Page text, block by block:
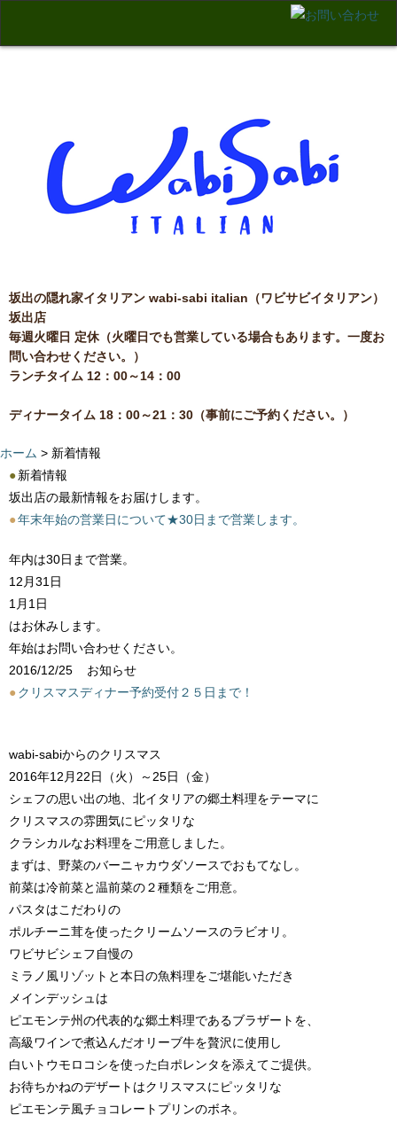
坂出の隠れ家イタリアン wabi-sabi italian（ワビサビイタリアン）
坂出店
毎週火曜日 定休（火曜日でも営業している場合もあります。一度お
問い合わせください。）
ランチタイム 12：00～14：00
ディナータイム 18：00～21：30（事前にご予約ください。）
ホーム > 新着情報
●新着情報
坂出店の最新情報をお届けします。
●年末年始の営業日について★30日まで営業します。
年内は30日まで営業。
12月31日
1月1日
はお休みします。
年始はお問い合わせください。
2016/12/25
お知らせ
●クリスマスディナー予約受付２５日まで！
wabi-sabiからのクリスマス
2016年12月22日（火）～25日（金）
シェフの思い出の地、北イタリアの郷土料理をテーマに
クリスマスの雰囲気にピッタリな
クラシカルなお料理をご用意しました。
まずは、野菜のバーニャカウダソースでおもてなし。
前菜は冷前菜と温前菜の２種類をご用意。
パスタはこだわりの
ポルチーニ茸を使ったクリームソースのラビオリ。
ワビサビシェフ自慢の
ミラノ風リゾットと本日の魚料理をご堪能いただき
メインデッシュは
ピエモンテ州の代表的な郷土料理であるブラザートを、
高級ワインで煮込んだオリーブ牛を贅沢に使用し
白いトウモロコシを使った白ポレンタを添えてご提供。
お待ちかねのデザートはクリスマスにピッタリな
ピエモンテ風チョコレートプリンのボネ。